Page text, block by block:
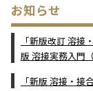
お知らせ
「新版改訂 溶
版 溶接実務入門
「新版 溶接・接